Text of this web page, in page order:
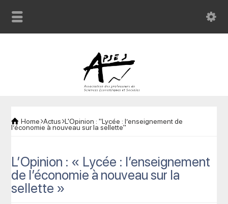
Home Actus L'Opinion : "Lycée : l’enseignement de
l’économie à nouveau sur la sellette"
L’Opinion : « Lycée : l’enseignement
de l’économie à nouveau sur la
sellette »